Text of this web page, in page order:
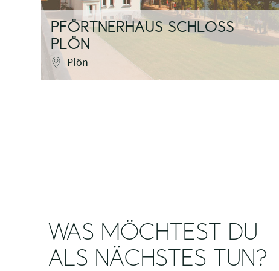
PFÖRTNERHAUS SCHLOSS
PLÖN
Plön
WAS MÖCHTEST DU
ALS NÄCHSTES TUN?